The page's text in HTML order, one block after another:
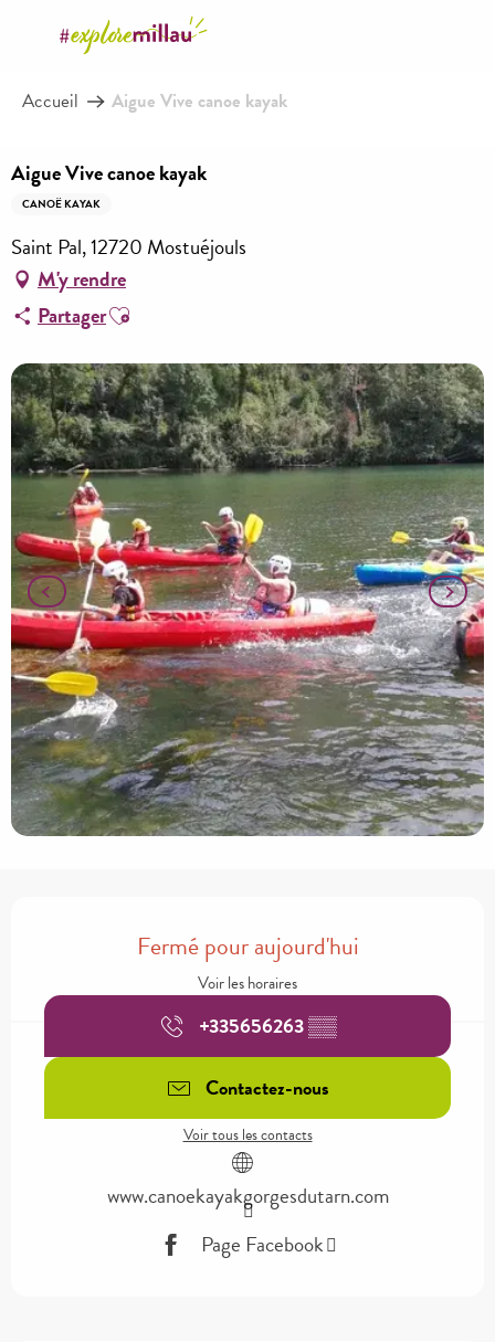
principal
Accueil Aigue Vive canoe kayak
Aigue Vive canoe kayak
CANOË KAYAK
Saint Pal, 12720 Mostuéjouls
M'y rendre
PartagerAjouter aux favoris
Fermé pour aujourd'hui
Voir les horaires
+335656263▒▒
Contactez-nous
Voir tous les contacts
www.canoekayakgorgesdutarn.com
Page Facebook